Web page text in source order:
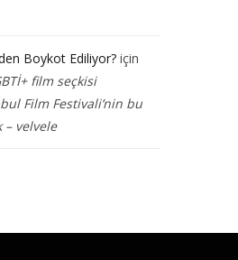
Boykot Ediliyor? için
film seçkisi
Film Festivali’nin bu
– velvele